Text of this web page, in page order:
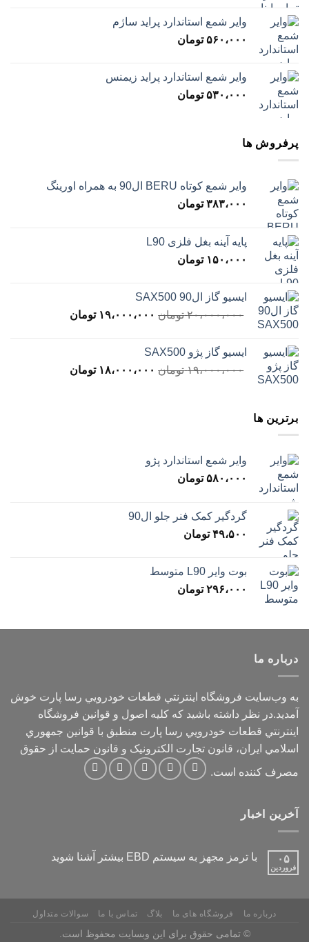
وایر شمع استاندارد پراید ساژم
۵۶۰،۰۰۰ تومان
وایر شمع استاندارد پراید زیمنس
۵۳۰،۰۰۰ تومان
پرفروش ها
وایر شمع کوتاه BERU ال90 به همراه اورینگ
۳۸۳،۰۰۰ تومان
پایه آینه بغل فلزی L90
۱۵۰،۰۰۰ تومان
ایسیو گاز ال90 SAX500
۲۰،۰۰۰،۰۰۰ تومان قیمت
بود.
۱۹،۰۰۰،۰۰۰ تومانقیمت
ایسیو گاز پژو SAX500
۱۹،۰۰۰،۰۰۰ تومان قیمت
۱۸،۰۰۰،۰۰۰ تومانقیمت
برترین ها
وایر شمع استاندارد پژو
۵۸۰،۰۰۰ تومان
گردگیر کمک فنر جلو ال90
۴۹،۵۰۰ تومان
بوت وایر L90 متوسط
۲۹۶،۰۰۰ تومان
درباره ما
به وب‌سايت فروشگاه اينترنتي قطعات خودرويي رسا پارت خوش
آمديد.در نظر داشته باشيد که کليه اصول و قوانين فروشگاه
اينترنتي قطعات خودرويي رسا پارت منطبق با قوانين جمهوري
اسلامي ايران، قانون تجارت الکترونيک و قانون حمايت از حقوق
مصرف کننده است.
آخرین اخبار
۰۵
فروردین
با ترمز مجهز به سیستم EBD بیشتر آشنا شوید
درباره ما فروشگاه های ما بلاگ تماس با ما سوالات متداول
© تمامی حقوق برای این وبسایت محفوظ است.